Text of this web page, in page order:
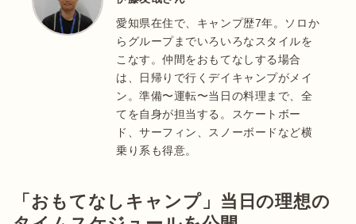
愛知県在住で、キャンプ歴7年。ソロか
らグループまでいろいろなスタイルを
こなす。仲間をおもてなしする場合
は、日帰りで行くデイキャンプがメイ
ン。準備〜運転〜当日の料理まで、全
てを自身が担当する。スケートボー
ド、サーフィン、スノーボードなど横
乗り系も得意。
「おもてなしキャンプ」当日の理想の